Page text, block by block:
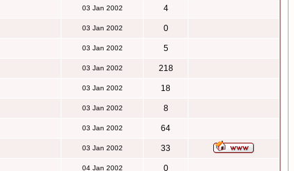
03 Jan 2002 4
03 Jan 2002 0
03 Jan 2002 5
03 Jan 2002 218
03 Jan 2002 18
03 Jan 2002 8
03 Jan 2002 64
03 Jan 2002 33
04 Jan 2002 0